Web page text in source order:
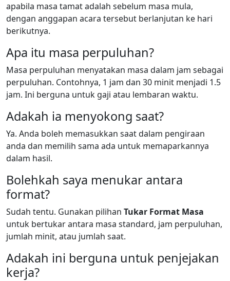
apabila masa tamat adalah sebelum masa mula,
dengan anggapan acara tersebut berlanjutan ke hari
berikutnya.
Apa itu masa perpuluhan?
Masa perpuluhan menyatakan masa dalam jam sebagai
perpuluhan. Contohnya, 1 jam dan 30 minit menjadi 1.5
jam. Ini berguna untuk gaji atau lembaran waktu.
Adakah ia menyokong saat?
Ya. Anda boleh memasukkan saat dalam pengiraan
anda dan memilih sama ada untuk memaparkannya
dalam hasil.
Bolehkah saya menukar antara
format?
Sudah tentu. Gunakan pilihan Tukar Format Masa
untuk bertukar antara masa standard, jam perpuluhan,
jumlah minit, atau jumlah saat.
Adakah ini berguna untuk penjejakan
kerja?